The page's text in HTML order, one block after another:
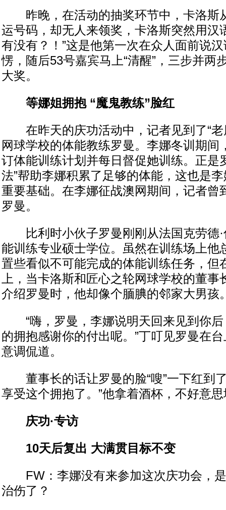
昨晚，在活动的抽奖环节中，卡洛斯
运号码，却无人来领奖，卡洛斯突然用汉
有没有？！”这是他第一次在众人面前说
愣，随后53号嘉宾马上“清醒”，三步并两
大奖。
等娜姐拥抱 “魔鬼教练”脸红
在昨天的庆功活动中，记者见到了“
网球学校的体能教练罗曼。李娜冬训期间
订体能训练计划并每日督促她训练。正是
法”帮助李娜积累了足够的体能，这也是
重要基础。在李娜征战澳网期间，记者曾
罗曼。
比利时小伙子罗曼刚刚从法国克劳德·
能训练专业硕士学位。虽然在训练场上他
置些看似不可能完成的体能训练任务，但
上，当卡洛斯和匠心之轮网球学校的董事
介绍罗曼时，他却像个腼腆的邻家大男孩
“嗨，罗曼，李娜说明天回来见到你后
的拥抱感谢你的付出呢。”丁叮见罗曼在
意调侃道。
董事长的话让罗曼的脸“嗖”一下红到
享受这个拥抱了。”他拿着酒杯，不好意
庆功·专访
10天后复出 大满贯目标不变
FW：李娜没有来参加这次庆功会，是
治伤了？